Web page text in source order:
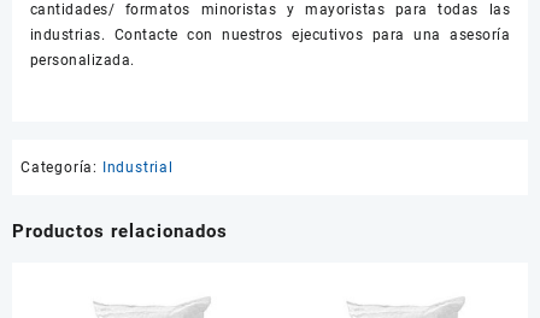
cantidades/ formatos minoristas y mayoristas para todas las
industrias. Contacte con nuestros ejecutivos para una asesoría
personalizada.
Categoría: Industrial
Productos relacionados